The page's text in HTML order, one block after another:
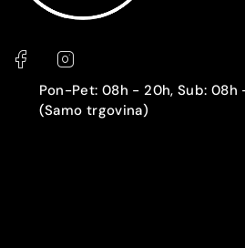
Čitač otiska prstiju
Zaštita
Pon-Pet: 08h - 20h, Sub: 08h
(Samo trgovina)